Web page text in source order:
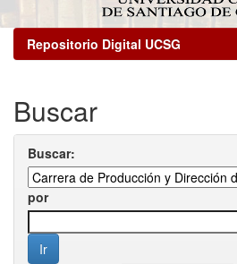
Repositorio Digital UCSG
Buscar
Buscar:
por